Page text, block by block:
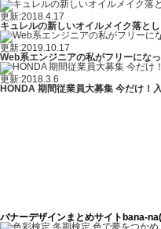
更新:2018.4.17
キュレルの新しいオイルメイク落と
更新:2019.10.17
Web系エンジニアの私がフリーにな
更新:2018.3.6
HONDA 期間従業員大募集 今だけ！
バナーデザインまとめサイトbana-